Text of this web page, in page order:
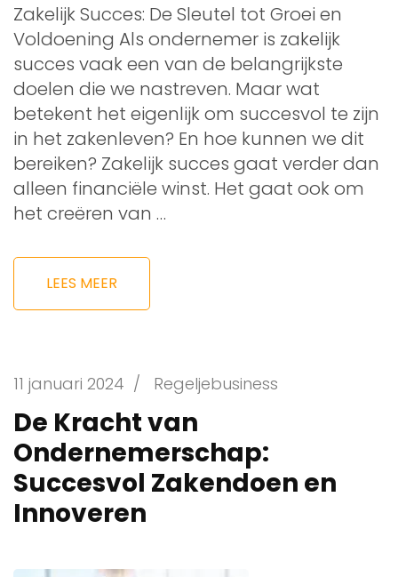
Zakelijk Succes: De Sleutel tot Groei en
Voldoening Als ondernemer is zakelijk
succes vaak een van de belangrijkste
doelen die we nastreven. Maar wat
betekent het eigenlijk om succesvol te zijn
in het zakenleven? En hoe kunnen we dit
bereiken? Zakelijk succes gaat verder dan
alleen financiële winst. Het gaat ook om
het creëren van …
LEES MEER
11 januari 2024 / Regeljebusiness
De Kracht van
Ondernemerschap:
Succesvol Zakendoen en
Innoveren